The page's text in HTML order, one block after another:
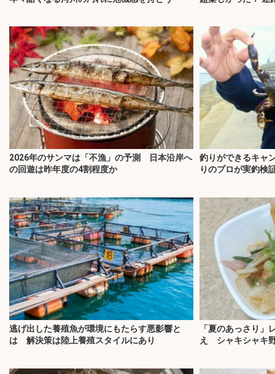
2026年のサンマは「不漁」の予測 日本沿岸へ
の回遊は昨年度の4割程度か
釣りができるキャ
りのプロが実釣検
逃げ出した養殖魚が環境にもたらす悪影響と
は 解決策は陸上養殖スタイルにあり
「夏のあっさり」
え シャキシャキ